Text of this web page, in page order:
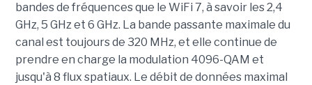
bandes de fréquences que le WiFi 7, à savoir les 2,4
GHz, 5 GHz et 6 GHz. La bande passante maximale du
canal est toujours de 320 MHz, et elle continue de
prendre en charge la modulation 4096-QAM et
jusqu'à 8 flux spatiaux. Le débit de données maximal